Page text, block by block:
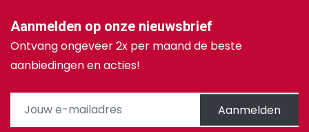
Aanmelden op onze nieuwsbrief
Ontvang ongeveer 2x per maand de beste
aanbiedingen en acties!
Aanmelden